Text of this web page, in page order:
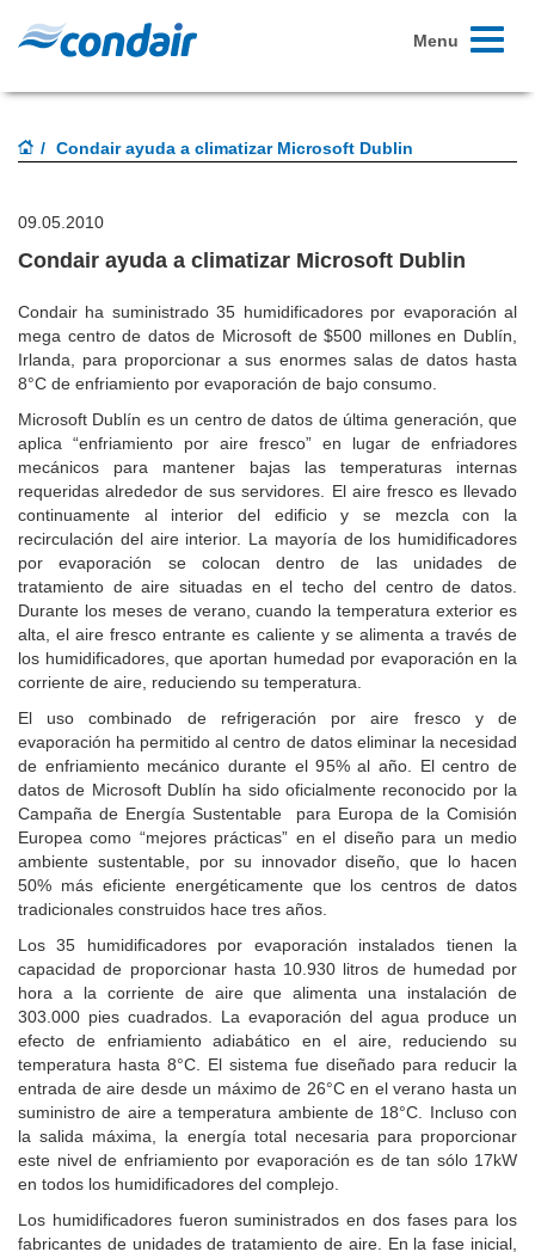
Toggle
Menu
Condair ayuda a climatizar Microsoft Dublin
09.05.2010
Condair ayuda a climatizar Microsoft Dublin
Condair ha suministrado 35 humidificadores por evaporación al
mega centro de datos de Microsoft de $500 millones en Dublín,
Irlanda, para proporcionar a sus enormes salas de datos hasta
8°C de enfriamiento por evaporación de bajo consumo.
Microsoft Dublín es un centro de datos de última generación, que
aplica “enfriamiento por aire fresco” en lugar de enfriadores
mecánicos para mantener bajas las temperaturas internas
requeridas alrededor de sus servidores. El aire fresco es llevado
continuamente al interior del edificio y se mezcla con la
recirculación del aire interior. La mayoría de los humidificadores
por evaporación se colocan dentro de las unidades de
tratamiento de aire situadas en el techo del centro de datos.
Durante los meses de verano, cuando la temperatura exterior es
alta, el aire fresco entrante es caliente y se alimenta a través de
los humidificadores, que aportan humedad por evaporación en la
corriente de aire, reduciendo su temperatura.
El uso combinado de refrigeración por aire fresco y de
evaporación ha permitido al centro de datos eliminar la necesidad
de enfriamiento mecánico durante el 95% al año. El centro de
datos de Microsoft Dublín ha sido oficialmente reconocido por la
Campaña de Energía Sustentable para Europa de la Comisión
Europea como “mejores prácticas” en el diseño para un medio
ambiente sustentable, por su innovador diseño, que lo hacen
50% más eficiente energéticamente que los centros de datos
tradicionales construidos hace tres años.
Los 35 humidificadores por evaporación instalados tienen la
capacidad de proporcionar hasta 10.930 litros de humedad por
hora a la corriente de aire que alimenta una instalación de
303.000 pies cuadrados. La evaporación del agua produce un
efecto de enfriamiento adiabático en el aire, reduciendo su
temperatura hasta 8°C. El sistema fue diseñado para reducir la
entrada de aire desde un máximo de 26°C en el verano hasta un
suministro de aire a temperatura ambiente de 18°C. Incluso con
la salida máxima, la energía total necesaria para proporcionar
este nivel de enfriamiento por evaporación es de tan sólo 17kW
en todos los humidificadores del complejo.
Los humidificadores fueron suministrados en dos fases para los
fabricantes de unidades de tratamiento de aire. En la fase inicial,